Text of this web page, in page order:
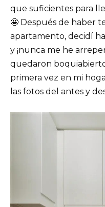
que suficientes para
🤩 Después de haber
apartamento, decidí
y ¡nunca me he
quedaron
primera vez en mi
las fotos del antes y